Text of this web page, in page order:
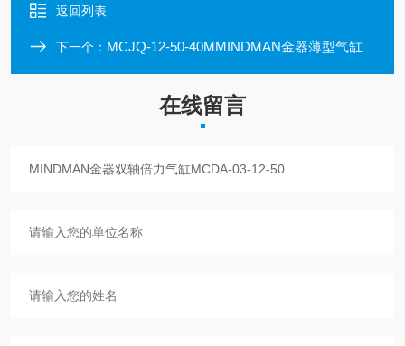
返回列表
下一个： MCJQ-12-50-40MMINDMAN金器薄型气缸MCJQ-12-50-40M
在线留言